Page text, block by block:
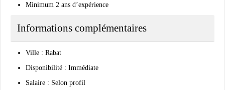
Minimum 2 ans d’expérience
Informations complémentaires
Ville : Rabat
Disponibilité : Immédiate
Salaire : Selon profil